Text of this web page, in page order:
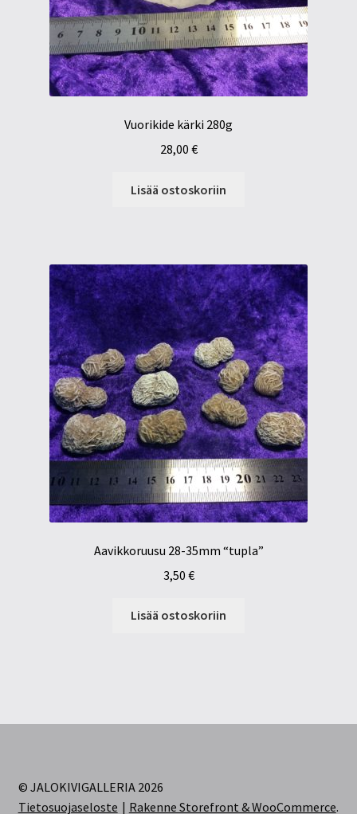
Vuorikide kärki 280g
28,00 €
Lisää ostoskoriin
Aavikkoruusu 28-35mm “tupla”
3,50 €
Lisää ostoskoriin
© JALOKIVIGALLERIA 2026
Tietosuojaseloste
Rakenne Storefront & WooCommerce.